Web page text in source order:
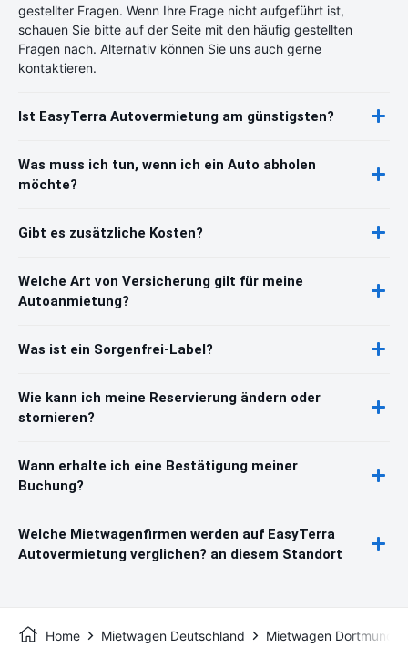
gestellter Fragen. Wenn Ihre Frage nicht aufgeführt ist,
schauen Sie bitte auf der Seite mit den häufig gestellten
Fragen nach. Alternativ können Sie uns auch gerne
kontaktieren.
Ist EasyTerra Autovermietung am günstigsten?
Was muss ich tun, wenn ich ein Auto abholen
möchte?
Gibt es zusätzliche Kosten?
Welche Art von Versicherung gilt für meine
Autoanmietung?
Was ist ein Sorgenfrei-Label?
Wie kann ich meine Reservierung ändern oder
stornieren?
Wann erhalte ich eine Bestätigung meiner
Buchung?
Welche Mietwagenfirmen werden auf EasyTerra
Autovermietung verglichen? an diesem Standort
Home Mietwagen Deutschland Mietwagen Dortmund